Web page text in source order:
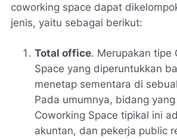
coworking space dapat
jenis, yaitu sebagai berikut:
Total office. Merupakan tipe
Space yang diperuntukkan
menetap sementara di
Pada umumnya, bidang
Coworking Space tipikal ini
akuntan, dan pekerja public